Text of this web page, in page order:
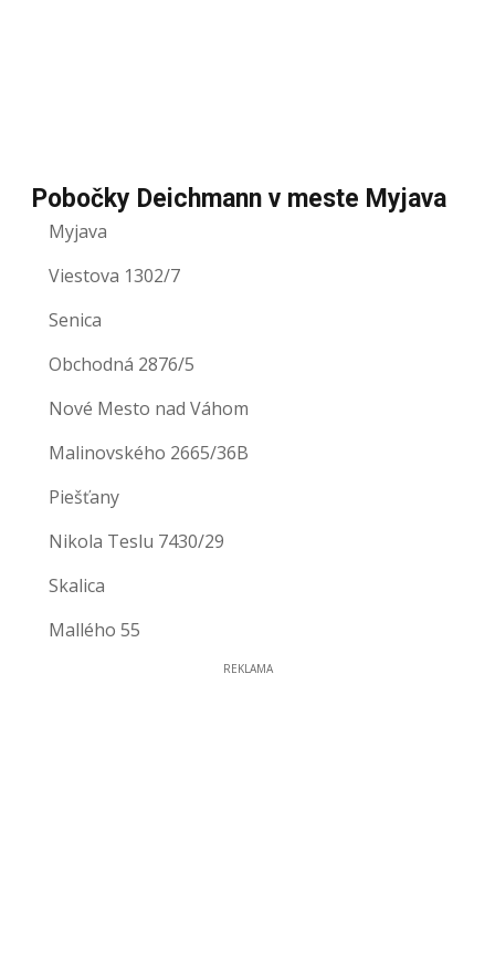
Pobočky Deichmann v meste Myjava
Myjava
Viestova 1302/7
Senica
Obchodná 2876/5
Nové Mesto nad Váhom
Malinovského 2665/36B
Piešťany
Nikola Teslu 7430/29
Skalica
Mallého 55
REKLAMA